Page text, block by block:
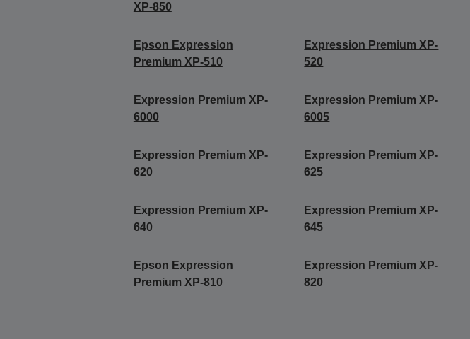
XP-850
Epson Expression
Premium XP-510
Expression Premium XP-
520
Expression Premium XP-
6000
Expression Premium XP-
6005
Expression Premium XP-
620
Expression Premium XP-
625
Expression Premium XP-
640
Expression Premium XP-
645
Epson Expression
Premium XP-810
Expression Premium XP-
820